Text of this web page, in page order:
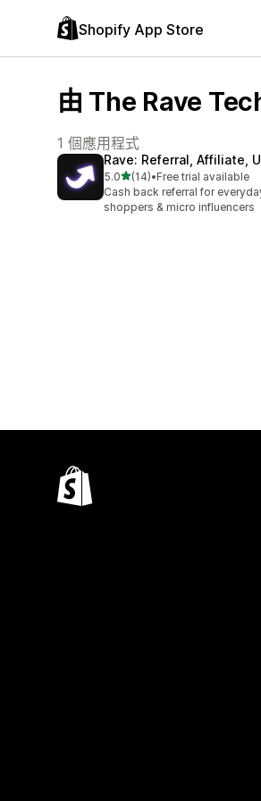
Shopify App Store
由 The Rave
1 個應用程式
Rave: Referral, Affiliate,
5.0滿分 5 顆星
(14)
共有 14 則評價
•Free trial available
Cash back referral for
shoppers & micro influencers